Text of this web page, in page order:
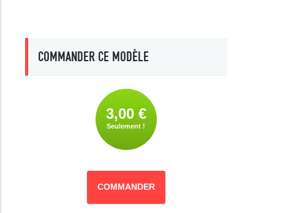
COMMANDER CE MODÈLE
3,00 €
Seulement !
COMMANDER